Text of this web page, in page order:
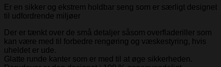
Er en sikker og ekstrem holdbar seng som er særligt designet
til udfordrende miljøer
Der er tænkt over de små detaljer såsom overfladeriller som
kan være med til forbedre rengøring og væskestyring, hvis
uheldet er ude.
Glatte runde kanter som er med til at øge sikkerheden.